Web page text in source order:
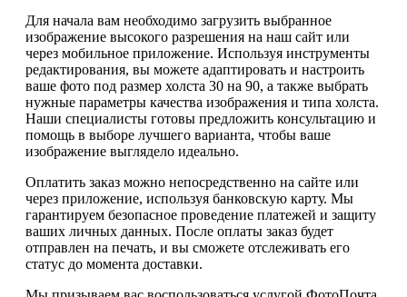
Для начала вам необходимо загрузить выбранное
изображение высокого разрешения на наш сайт или
через мобильное приложение. Используя инструменты
редактирования, вы можете адаптировать и настроить
ваше фото под размер холста 30 на 90, а также выбрать
нужные параметры качества изображения и типа холста.
Наши специалисты готовы предложить консультацию и
помощь в выборе лучшего варианта, чтобы ваше
изображение выглядело идеально.
Оплатить заказ можно непосредственно на сайте или
через приложение, используя банковскую карту. Мы
гарантируем безопасное проведение платежей и защиту
ваших личных данных. После оплаты заказ будет
отправлен на печать, и вы сможете отслеживать его
статус до момента доставки.